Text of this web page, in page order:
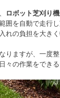
ロボット芝刈り機
囲を自動で走行
れの負担を大き
ますが、一度
々の作業をでき